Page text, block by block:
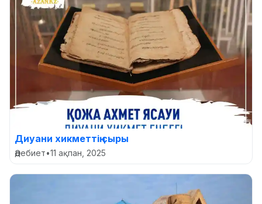
Диуани хикметтің сыры
Әдебиет•11 ақпан, 2025